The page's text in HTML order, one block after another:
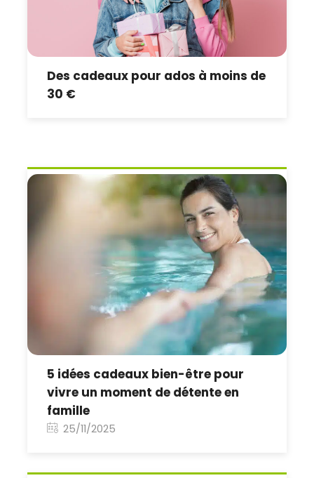
Des cadeaux pour ados à moins de
30 €
5 idées cadeaux bien-être pour
vivre un moment de détente en
famille
25/11/2025